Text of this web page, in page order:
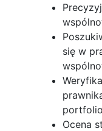
się w
Ocena